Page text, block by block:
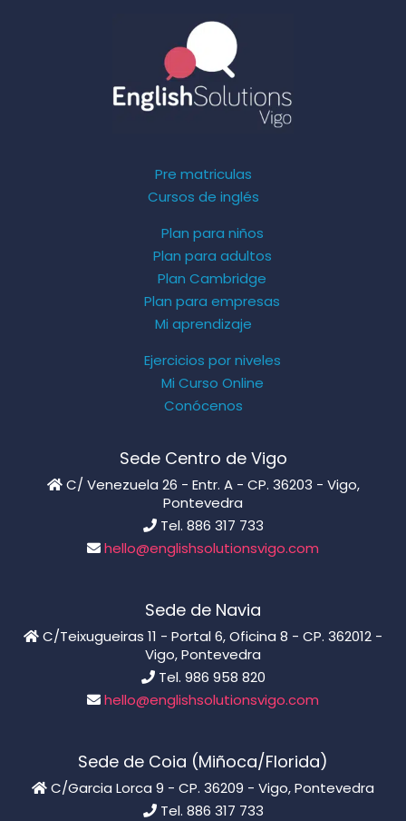
Pre matriculas
Cursos de inglés
Plan para niños
Plan para adultos
Plan Cambridge
Plan para empresas
Mi aprendizaje
Ejercicios por niveles
Mi Curso Online
Conócenos
Sede Centro de Vigo
C/ Venezuela 26 - Entr. A - CP. 36203 - Vigo,
Pontevedra
Tel. 886 317 733
hello@englishsolutionsvigo.com
Sede de Navia
C/Teixugueiras 11 - Portal 6, Oficina 8 - CP. 362012 -
Vigo, Pontevedra
Tel. 986 958 820
hello@englishsolutionsvigo.com
Sede de Coia (Miñoca/Florida)
C/Garcia Lorca 9 - CP. 36209 - Vigo, Pontevedra
Tel. 886 317 733